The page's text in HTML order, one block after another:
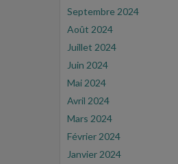
Septembre 2024
Août 2024
Juillet 2024
Juin 2024
Mai 2024
Avril 2024
Mars 2024
Février 2024
Janvier 2024